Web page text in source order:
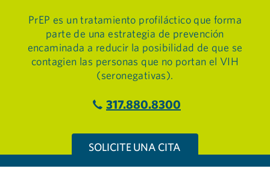
PrEP es un tratamiento profiláctico que forma
parte de una estrategia de prevención
encaminada a reducir la posibilidad de que se
contagien las personas que no portan el VIH
(seronegativas).
317.880.8300
SOLICITE UNA CITA